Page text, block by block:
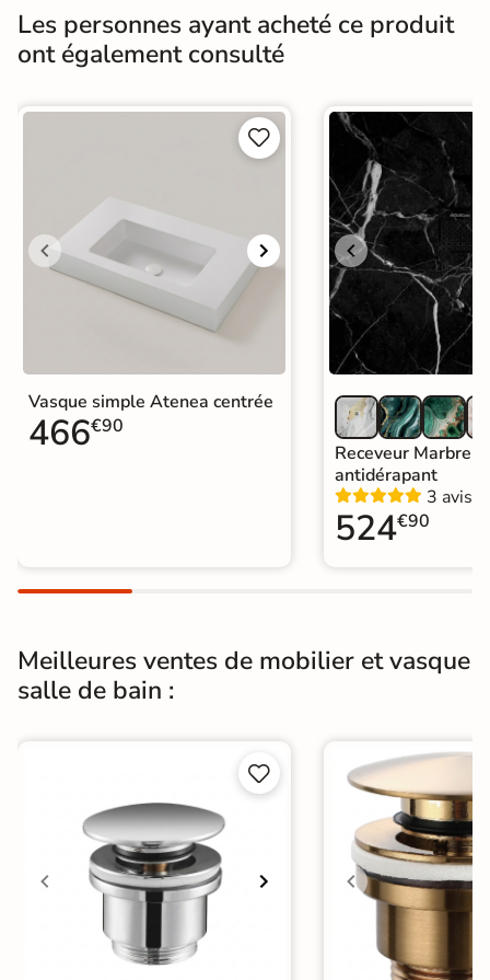
Les personnes ayant acheté ce produit
ont également consulté


Vasque simple Atenea centrée
466€90
Receveur Marbre
antidérapant
3 avis
524€90
Meilleures ventes de mobilier et vasque
salle de bain :

